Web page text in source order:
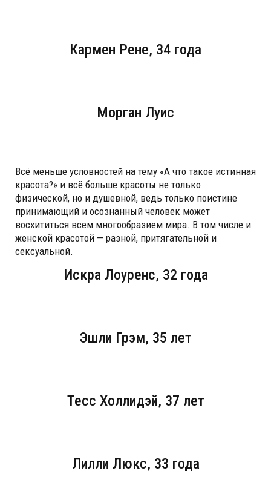
Кармен Рене, 34 года
Морган Луис
Всё меньше условностей на тему «А что такое истинная
красота?» и всё больше красоты не только
физической, но и душевной, ведь только поистине
принимающий и осознанный человек может
восхититься всем многообразием мира. В том числе и
женской красотой — разной, притягательной и
сексуальной.
Искра Лоуренс, 32 года
Эшли Грэм, 35 лет
Тесс Холлидэй, 37 лет
Лилли Люкс, 33 года